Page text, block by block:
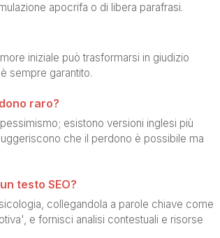
apocrifa o di libera parafrasi.
iniziale può trasformarsi in giudizio
sempre garantito.
raro?
esistono versioni inglesi più
che il perdono è possibile ma
testo SEO?
collegandola a parole chiave come
e fornisci analisi contestuali e risorse